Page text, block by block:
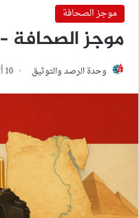
موجز الصحافة
موجز الصحافة – 10 أكتوبر 2025
وحدة الرصد والتوثيق 10 أكتوبر 2025